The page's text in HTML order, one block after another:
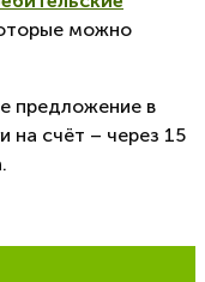
можно
предложение в
на счёт – через 15